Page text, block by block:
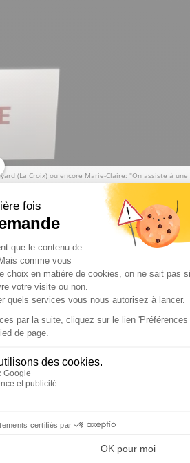
(La Croix) ou encore Marie-Claire: "On assiste à une
mais aussi les métiers des
t-elle auprès de l'AFP.
propriété du Crédit Mutuel,
presse quotidienne régionale
des médias Jean-Marie
est +à l'os+", dit cet expert qui
de l'arrivée d'internet, "de